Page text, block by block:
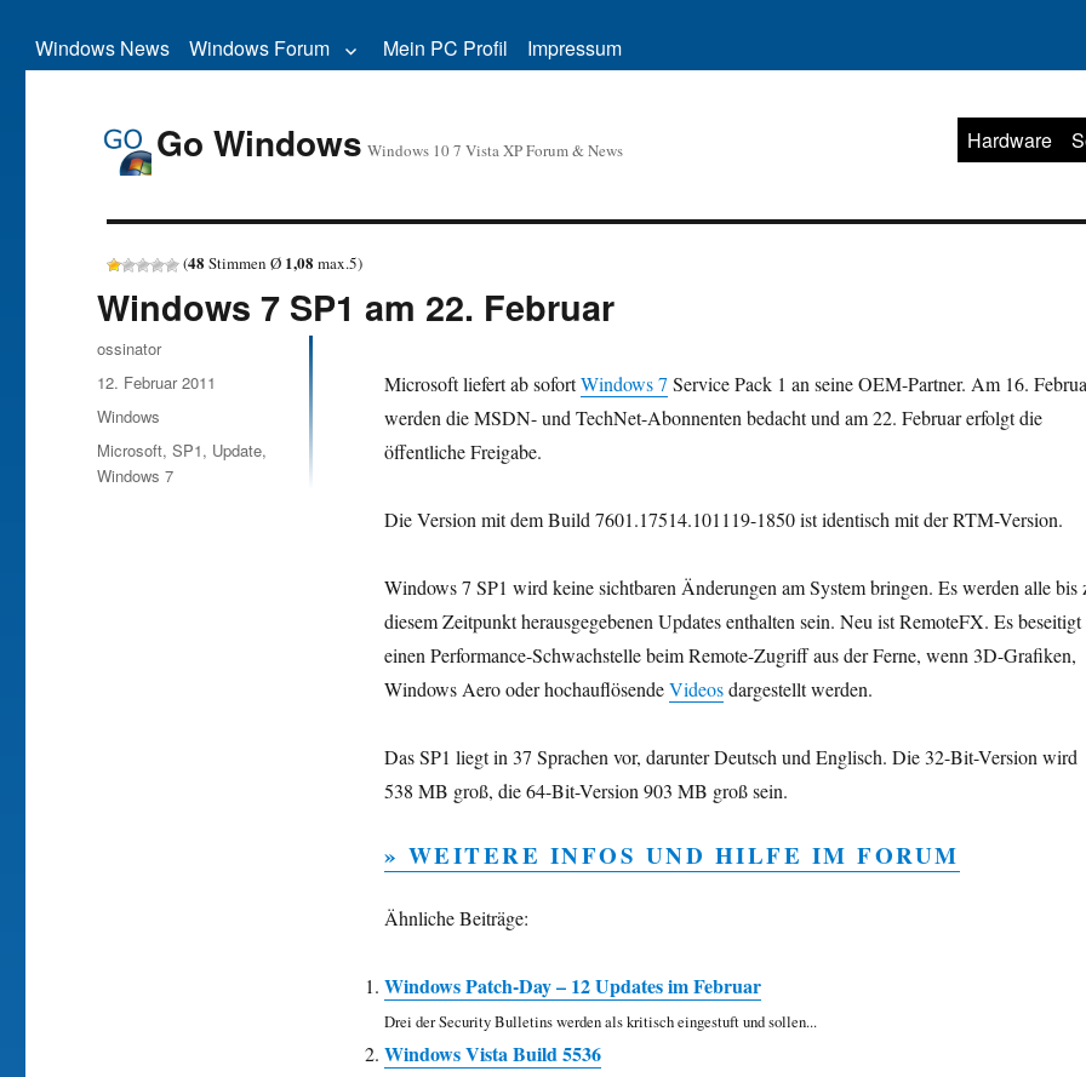
Windows News Windows Forum Mein PC Profil Impressum
Go Windows Windows 10 7 Vista XP Forum & News Hardware
(48 Stimmen Ø 1,08 max.5)
Windows 7 SP1 am 22. Februar
Microsoft liefert ab sofortWindows 7 Service Pack 1 an seine OEM-Partner. Am 16.
werden die MSDN- und TechNet-Abonnenten bedacht und am 22. Februar erfolgt die
öffentliche Freigabe.
Die Version mit dem Build 7601.17514.101119-1850 ist identisch mit der RTM-Version.
Windows 7 SP1 wird keine sichtbaren Änderungen am System bringen. Es werden alle bis
diesem Zeitpunkt herausgegebenen Updates enthalten sein. Neu ist RemoteFX. Es beseitigt
einen Performance-Schwachstelle beim Remote-Zugriff aus der Ferne, wenn 3D-Grafiken,
Windows Aero oder hochauflösendeVideosdargestellt werden.
Das SP1 liegt in 37 Sprachen vor, darunter Deutsch und Englisch. Die 32-Bit-Version wird
538 MB groß, die 64-Bit-Version 903 MB groß sein.
» WEITERE INFOS UND HILFE IM FORUM
Ähnliche Beiträge:
Windows Patch-Day – 12 Updates im Februar
Drei der Security Bulletins werden als kritisch eingestuft und sollen...
Windows Vista Build 5536
Autor
ossinator
Veröffentlicht
am
12. Februar 2011
Kategorien
Windows
Schlagwörter
Microsoft,SP1, Update,
Windows 7